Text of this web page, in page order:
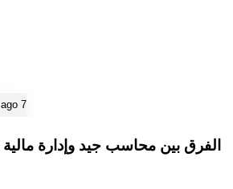
7 months ago
الفرق بين محاسب جيد وإدارة